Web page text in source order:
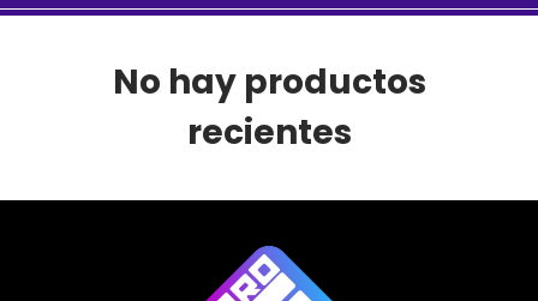
No hay productos
recientes